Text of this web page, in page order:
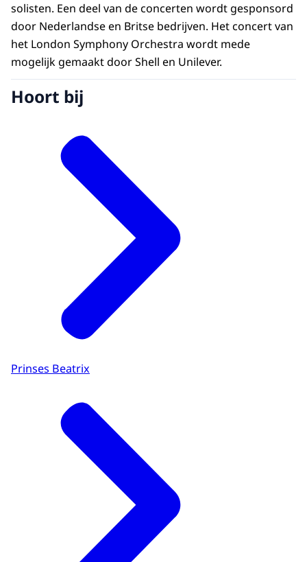
solisten. Een deel van de concerten wordt gesponsord
door Nederlandse en Britse bedrijven. Het concert van
het London Symphony Orchestra wordt mede
mogelijk gemaakt door Shell en Unilever.
Hoort bij
Prinses Beatrix